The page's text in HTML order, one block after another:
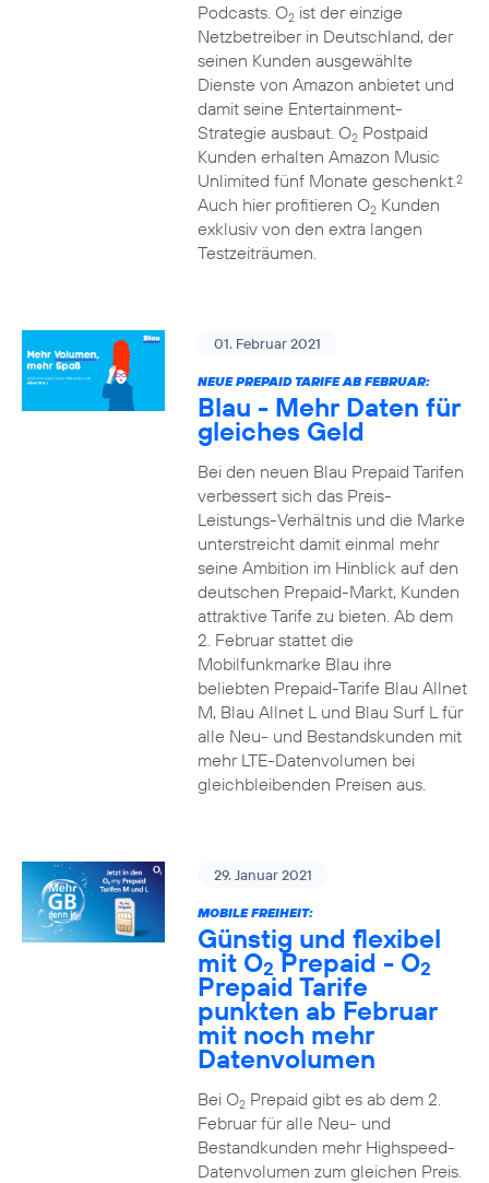
Podcasts. O2ist der einzige
Netzbetreiber in Deutschland, der
seinen Kunden ausgewählte
Dienste von Amazon anbietet und
damit seine Entertainment-
Strategie ausbaut. O2Postpaid
Kunden erhalten Amazon Music
Unlimited fünf Monate geschenkt.2
Auch hier profitieren O2Kunden
exklusiv von den extra langen
Testzeiträumen.
01. Februar 2021
NEUE PREPAID TARIFE AB FEBRUAR:
Blau - Mehr Daten für
gleiches Geld
Bei den neuen Blau Prepaid Tarifen
verbessert sich das Preis-
Leistungs-Verhältnis und die Marke
unterstreicht damit einmal mehr
seine Ambition im Hinblick auf den
deutschen Prepaid-Markt, Kunden
attraktive Tarife zu bieten. Ab dem
2. Februar stattet die
Mobilfunkmarke Blau ihre
beliebten Prepaid-Tarife Blau Allnet
M, Blau Allnet L und Blau Surf L für
alle Neu- und Bestandskunden mit
mehr LTE-Datenvolumen bei
gleichbleibenden Preisen aus.
29. Januar 2021
MOBILE FREIHEIT:
Günstig und flexibel
mit O2 Prepaid - O2
Prepaid Tarife
punkten ab Februar
mit noch mehr
Datenvolumen
Bei O2Prepaid gibt es ab dem 2.
Februar für alle Neu- und
Bestandkunden mehr Highspeed-
Datenvolumen zum gleichen Preis.